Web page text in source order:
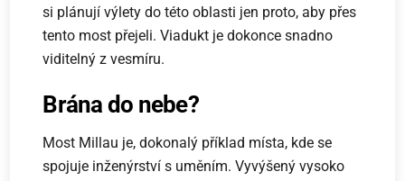
si plánují výlety do této oblasti jen proto, aby přes
tento most přejeli. Viadukt je dokonce snadno
viditelný z vesmíru.
Brána do nebe?
Most Millau je, dokonalý příklad místa, kde se
spojuje inženýrství s uměním. Vyvýšený vysoko